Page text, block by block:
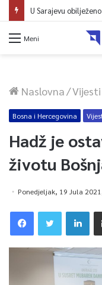
Meni
Naslovna/Vijesti
Bosna i Hercegovina
Hadž je
životu
Ponedjeljak, 19 Jula